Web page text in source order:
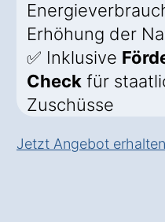
Erhöhung der
✅ Inklusive
Check für
Zuschüsse
Jetzt Angebot erhalten